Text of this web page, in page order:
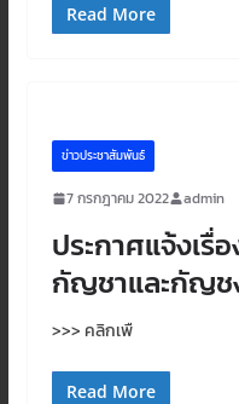
Read More
ข่าวประชาสัมพันธ์
7 กรกฎาคม 2022 admin
ประกาศแจ้งเรื่
กัญชาและกัญช
>>> คลิกเพื
Read More